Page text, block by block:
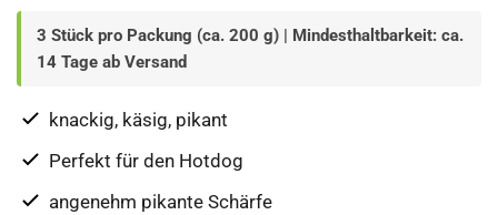
Bewertet
mit 4.92
von 5,
basierend
auf
13
3 Stück pro Packung (ca. 200 g) | Mindesthaltbarkeit: ca.
14 Tage ab Versand
knackig, käsig, pikant
Perfekt für den Hotdog
angenehm pikante Schärfe